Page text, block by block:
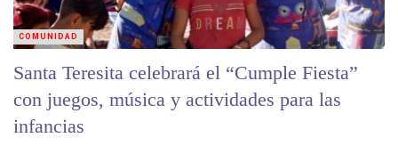
Santa Teresita celebrará el “Cumple Fiesta”
con juegos, música y actividades para las
infancias
COMUNIDAD